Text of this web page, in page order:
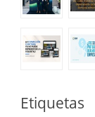
Etiquetas